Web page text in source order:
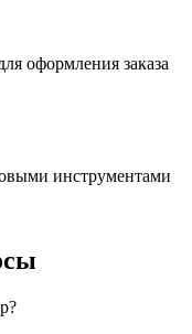
оформления заказа
инструментами